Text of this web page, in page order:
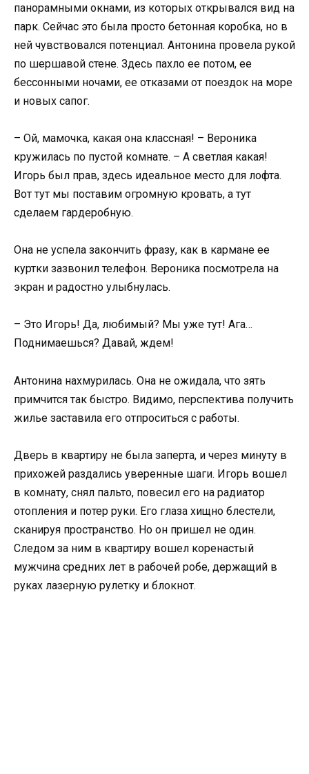
панорамными окнами, из которых открывался вид на
парк. Сейчас это была просто бетонная коробка, но в
ней чувствовался потенциал. Антонина провела рукой
по шершавой стене. Здесь пахло ее потом, ее
бессонными ночами, ее отказами от поездок на море
и новых сапог.
– Ой, мамочка, какая она классная! – Вероника
кружилась по пустой комнате. – А светлая какая!
Игорь был прав, здесь идеальное место для лофта.
Вот тут мы поставим огромную кровать, а тут
сделаем гардеробную.
Она не успела закончить фразу, как в кармане ее
куртки зазвонил телефон. Вероника посмотрела на
экран и радостно улыбнулась.
– Это Игорь! Да, любимый? Мы уже тут! Ага…
Поднимаешься? Давай, ждем!
Антонина нахмурилась. Она не ожидала, что зять
примчится так быстро. Видимо, перспектива получить
жилье заставила его отпроситься с работы.
Дверь в квартиру не была заперта, и через минуту в
прихожей раздались уверенные шаги. Игорь вошел
в комнату, снял пальто, повесил его на радиатор
отопления и потер руки. Его глаза хищно блестели,
сканируя пространство. Но он пришел не один.
Следом за ним в квартиру вошел коренастый
мужчина средних лет в рабочей робе, держащий в
руках лазерную рулетку и блокнот.